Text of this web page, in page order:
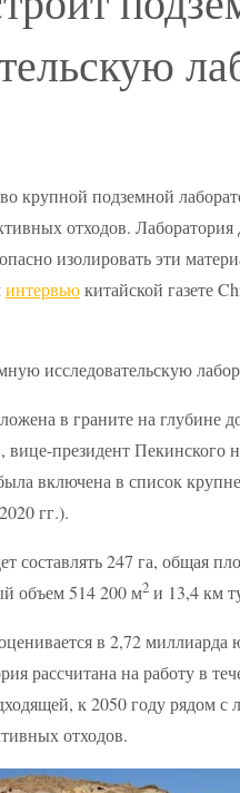
крупной подземной
отходов.
изолировать эти
интервьюкитайской газете
в граните на
президент Пекинского
включена в список
гг.).
составлять 247 га, общая
объем 514 200 м2и 13,4 км
в 2,72
рассчитана на работу в
к 2050 году рядом с
отходов.